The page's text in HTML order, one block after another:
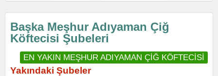
Başka Meşhur Adıyaman Çiğ
Köftecisi Şubeleri
EN YAKIN MEŞHUR ADIYAMAN ÇİĞ KÖFTECİSİ
Yakındaki Şubeler